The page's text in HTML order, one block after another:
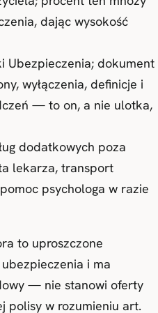
dając wysokość
Ubezpieczenia; dokument
wyłączenia, definicje i
— to on, a nie ulotka,
dodatkowych poza
lekarza, transport
psychologa w razie
to uproszczone
i ma
— nie stanowi oferty
polisy w rozumieniu art.